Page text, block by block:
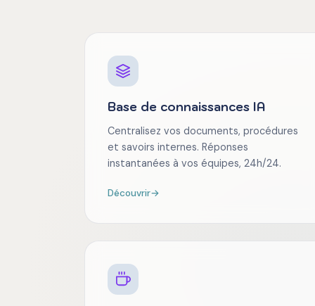
Base de connaissances IA
Centralisez vos documents, procédures
et savoirs internes. Réponses
instantanées à vos équipes, 24h/24.
Découvrir→